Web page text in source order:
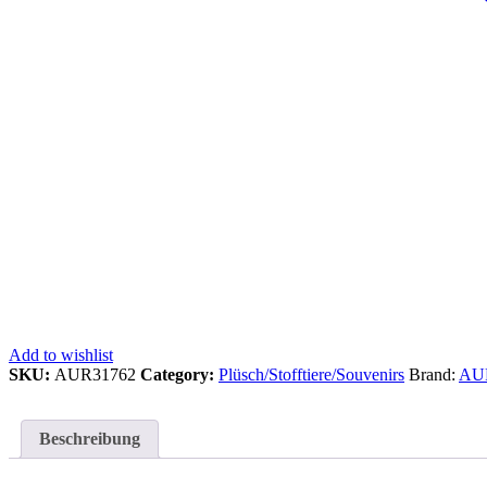
Add to wishlist
SKU: AUR31762 Category: Plüsch/Stofftiere/Souvenirs Brand:
Beschreibung